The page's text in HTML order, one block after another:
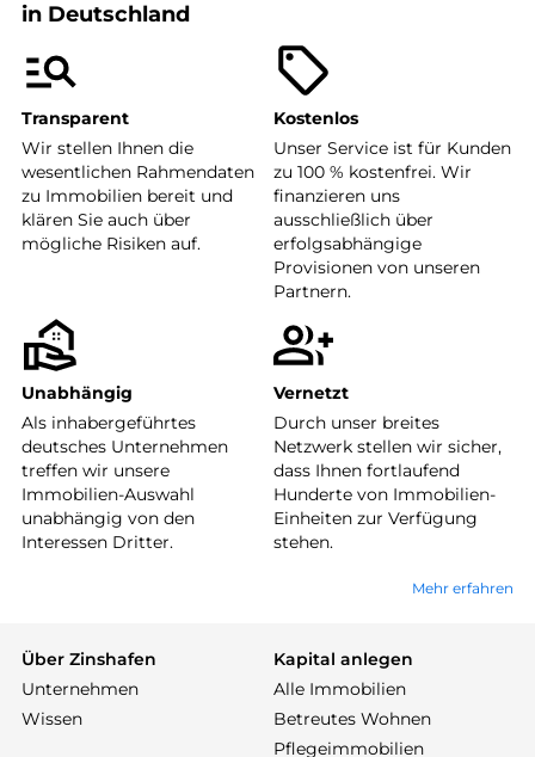
in Deutschland
Transparent
Wir stellen Ihnen die
wesentlichen Rahmendaten
zu Immobilien bereit und
klären Sie auch über
mögliche Risiken auf.
Kostenlos
Unser Service ist für Kunden
zu 100 % kostenfrei. Wir
finanzieren uns
ausschließlich über
erfolgsabhängige
Provisionen von unseren
Partnern.
Unabhängig
Als inhabergeführtes
deutsches Unternehmen
treffen wir unsere
Immobilien-Auswahl
unabhängig von den
Interessen Dritter.
Vernetzt
Durch unser breites
Netzwerk stellen wir sicher,
dass Ihnen fortlaufend
Hunderte von Immobilien-
Einheiten zur Verfügung
stehen.
Mehr erfahren
Über Zinshafen
Unternehmen
Wissen
Kapital anlegen
Alle Immobilien
Betreutes Wohnen
Pflegeimmobilien